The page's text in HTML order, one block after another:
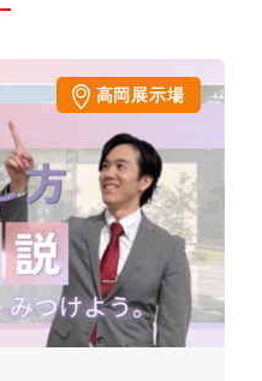
高岡展示場